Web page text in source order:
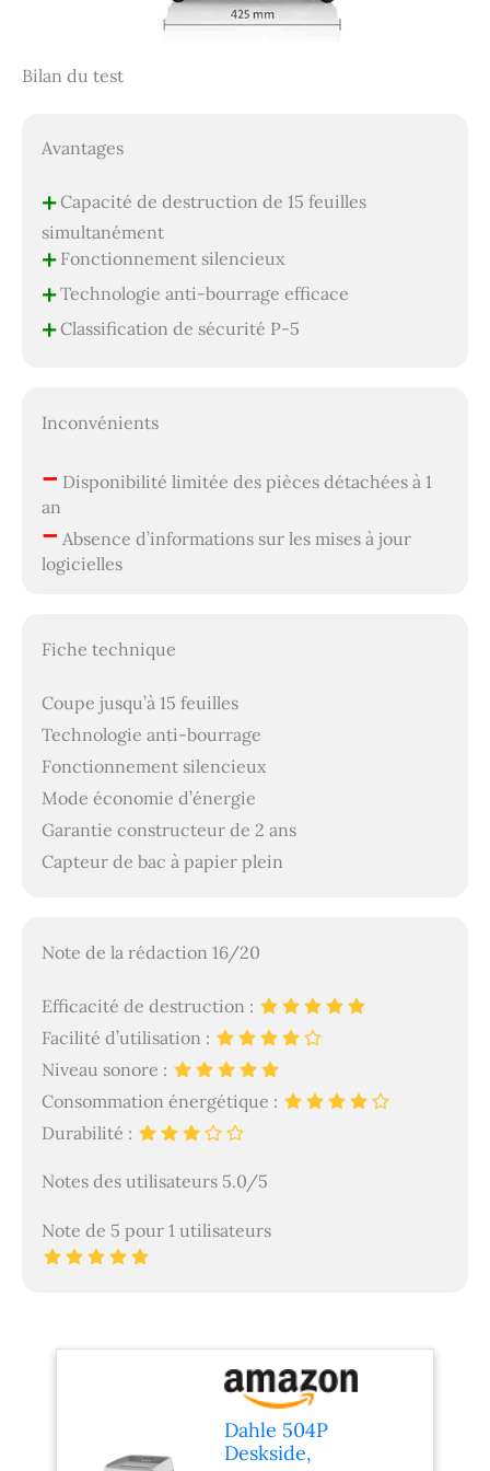
Bilan du test
Avantages
+Capacité de destruction de 15 feuilles
simultanément
+Fonctionnement silencieux
+Technologie anti-bourrage efficace
+Classification de sécurité P-5
Inconvénients
– Disponibilité limitée des pièces détachées à 1
an
– Absence d’informations sur les mises à jour
logicielles
Fiche technique
Coupe jusqu’à 15 feuilles
Technologie anti-bourrage
Fonctionnement silencieux
Mode économie d’énergie
Garantie constructeur de 2 ans
Capteur de bac à papier plein
Note de la rédaction 16/20
Efficacité de destruction :
Facilité d’utilisation :
Niveau sonore :
Consommation énergétique :
Durabilité :
Notes des utilisateurs 5.0/5
Note de 5 pour 1 utilisateurs
Dahle 504P
Deskside,